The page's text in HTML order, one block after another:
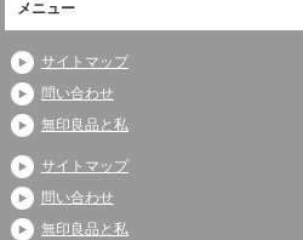
メニュー
サイトマップ
問い合わせ
無印良品と私
サイトマップ
問い合わせ
無印良品と私